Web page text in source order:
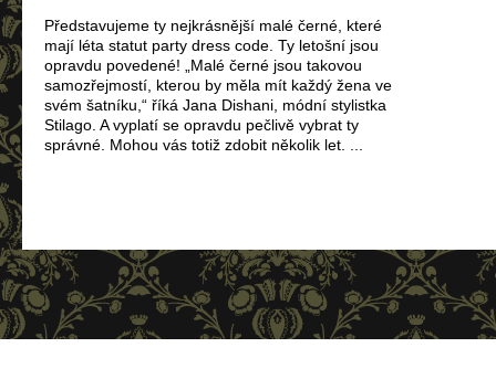
Představujeme ty nejkrásnější malé černé, které
mají léta statut party dress code. Ty letošní jsou
opravdu povedené! „Malé černé jsou takovou
samozřejmostí, kterou by měla mít každý žena ve
svém šatníku,“ říká Jana Dishani, módní stylistka
Stilago. A vyplatí se opravdu pečlivě vybrat ty
správné. Mohou vás totiž zdobit několik let. ...